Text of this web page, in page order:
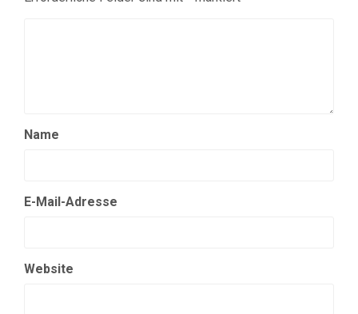
Name
E-Mail-Adresse
Website